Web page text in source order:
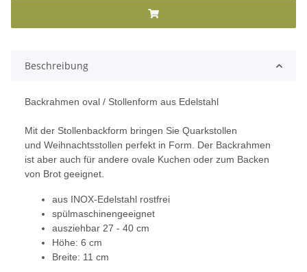
Beschreibung
Backrahmen oval / Stollenform aus Edelstahl
Mit der Stollenbackform bringen Sie Quarkstollen
und Weihnachtsstollen perfekt in Form. Der Backrahmen
ist aber auch für andere ovale Kuchen oder zum Backen
von Brot geeignet.
aus INOX-Edelstahl rostfrei
spülmaschinengeeignet
ausziehbar 27 - 40 cm
Höhe: 6 cm
Breite: 11 cm